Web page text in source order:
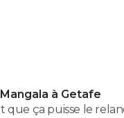
à Getafe
que ça puisse le